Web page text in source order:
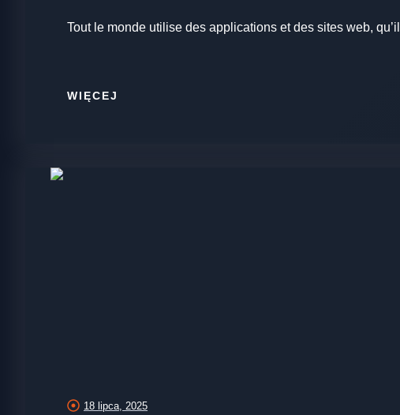
Tout le monde utilise des applications et des sites web,
WIĘCEJ
18 lipca, 2025